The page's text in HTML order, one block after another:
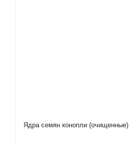
Ядра семян конопли (очищенные)